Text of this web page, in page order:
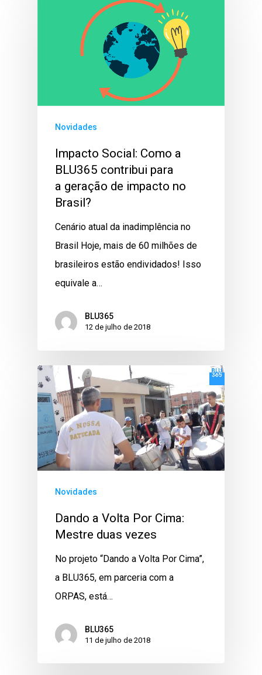
Novidades
Impacto Social: Como a
BLU365 contribui para
a geração de impacto no
Brasil?
Cenário atual da inadimplência no
Brasil Hoje, mais de 60 milhões de
brasileiros estão endividados! Isso
equivale a…
BLU365
12 de julho de 2018
Novidades
Dando a Volta Por Cima:
Mestre duas vezes
No projeto “Dando a Volta Por Cima”,
a BLU365, em parceria com a
ORPAS, está…
BLU365
11 de julho de 2018